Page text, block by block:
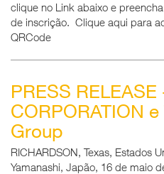
clique no Link abaixo e
de inscrição. Clique aqui para
QRCode
PRESS RELEASE
CORPORATION
Group
RICHARDSON, Texas, Estados
Yamanashi, Japão, 16 de maio